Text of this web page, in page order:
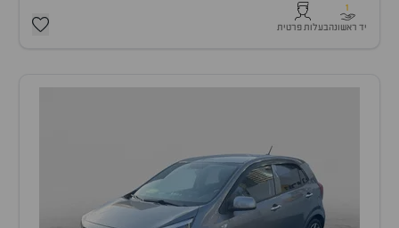
1
יד ראשונהבעלות פרטית